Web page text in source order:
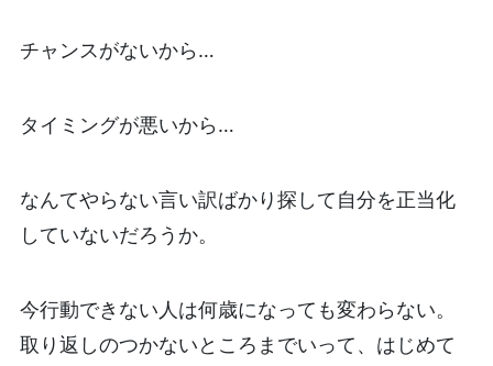
チャンスがないから…
タイミングが悪いから…
なんてやらない言い訳ばかり探して自分を正当化
していないだろうか。
今行動できない人は何歳になっても変わらない。
取り返しのつかないところまでいって、はじめて